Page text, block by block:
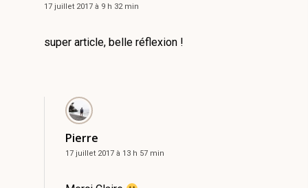
17 juillet 2017 à 9 h 32 min
super article, belle réflexion !
Pierre
17 juillet 2017 à 13 h 57 min